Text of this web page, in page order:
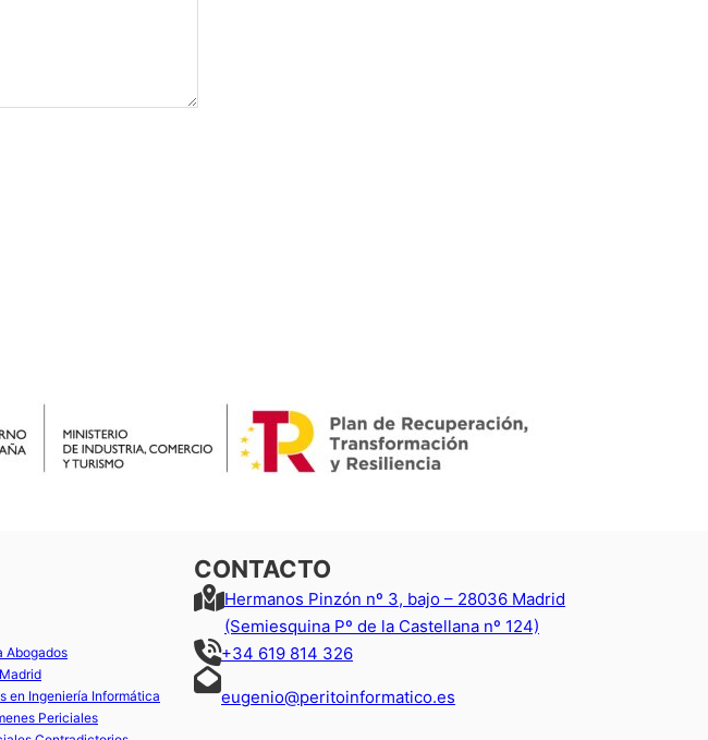
Abogados
en Ingeniería Informática
Periciales
CONTACTO
Hermanos Pinzón nº 3, bajo – 28036 Madrid
(Semiesquina Pº de la Castellana nº 124)
+34 619 814 326
eugenio@peritoinformatico.es